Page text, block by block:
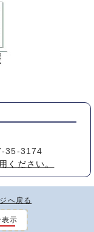
35-3174
ください。
へ戻る
示